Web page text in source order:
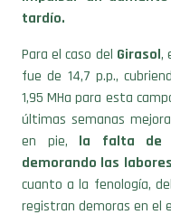
Para el caso del
fue de 14,7 p.p.,
1,95 MHa para esta
últimas semanas
en pie,la falta de
demorando las
cuanto a la fenología,
registran demoras en el
En cuanto alTrigo, ya